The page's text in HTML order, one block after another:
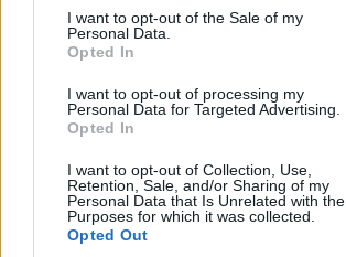
consent section.
I want to opt-out of the Sale of my
Personal Data.
Opted In
I want to opt-out of processing my
Personal Data for Targeted Advertising.
Opted In
I want to opt-out of Collection, Use,
Retention, Sale, and/or Sharing of my
Personal Data that Is Unrelated with the
Purposes for which it was collected.
Opted Out